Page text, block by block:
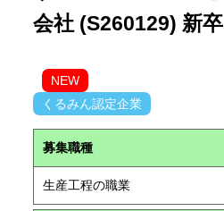
会社 (S260129) 新卒
NEW
くるみん認定企業
募集職種
生産工程の職業